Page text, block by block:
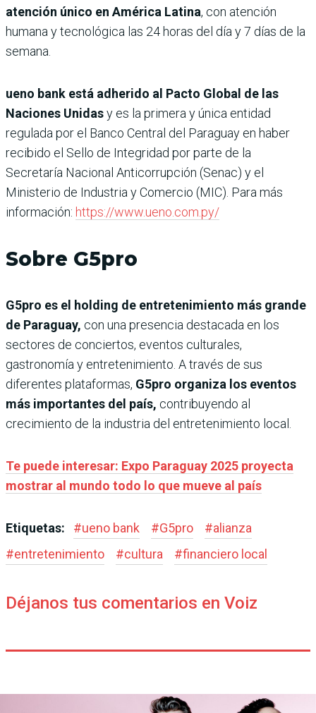
atención único en América Latina, con atención
humana y tecnológica las 24 horas del día y 7 días de la
semana.
ueno bank está adherido al Pacto Global de las
Naciones Unidasy es la primera y única entidad
regulada por el Banco Central del Paraguay en haber
recibido el Sello de Integridad por parte de la
Secretaría Nacional Anticorrupción (Senac) y el
Ministerio de Industria y Comercio (MIC). Para más
información: https://www.ueno.com.py/
Sobre G5pro
G5pro es el holding de entretenimiento más grande
de Paraguay, con una presencia destacada en los
sectores de conciertos, eventos culturales,
gastronomía y entretenimiento. A través de sus
diferentes plataformas, G5pro organiza los eventos
más importantes del país, contribuyendo al
crecimiento de la industria del entretenimiento local.
Te puede interesar: Expo Paraguay 2025 proyecta
mostrar al mundo todo lo que mueve al país
Etiquetas: #ueno bank #G5pro #alianza
#entretenimiento #cultura #financiero local
Déjanos tus comentarios en Voiz